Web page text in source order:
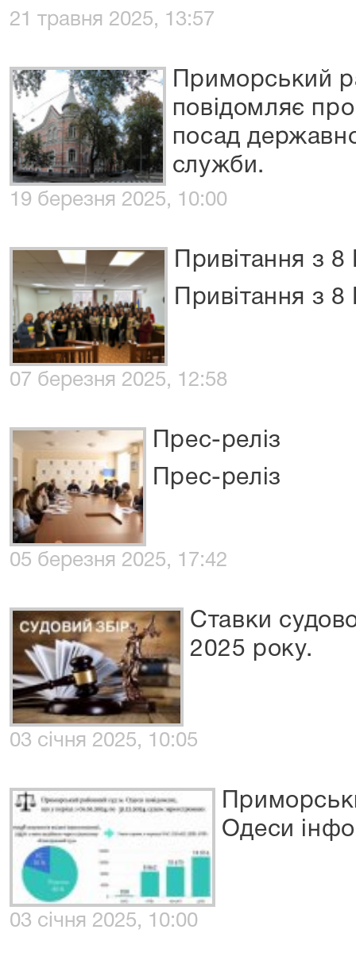
21 травня 2025, 13:57
Приморський
повідомляє
посад
служби.
19 березня 2025, 10:00
Привітання з
Привітання з
07 березня 2025, 12:58
Прес-реліз
Прес-реліз
05 березня 2025, 17:42
Ставки
2025 року.
03 січня 2025, 10:05
Одеси
03 січня 2025, 10:00